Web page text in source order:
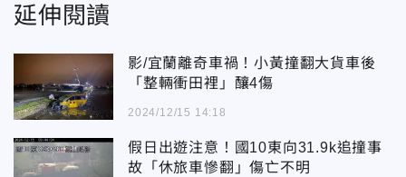
延伸閱讀
影/宜蘭離奇車禍！小黃撞翻大貨車後
「整輛衝田裡」釀4傷
2024/12/15 14:18
假日出遊注意！國10東向31.9k追撞事
故「休旅車慘翻」傷亡不明